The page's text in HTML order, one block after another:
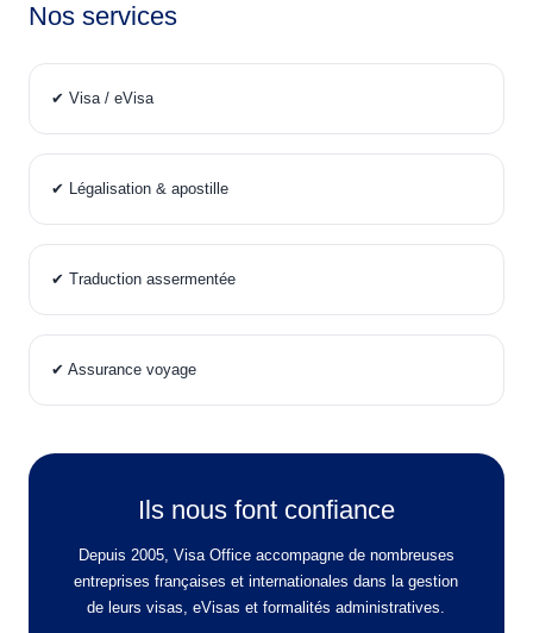
Nos services
✔ Visa / eVisa
✔ Légalisation & apostille
✔ Traduction assermentée
✔ Assurance voyage
Ils nous font confiance
Depuis 2005, Visa Office accompagne de nombreuses
entreprises françaises et internationales dans la gestion
de leurs visas, eVisas et formalités administratives.